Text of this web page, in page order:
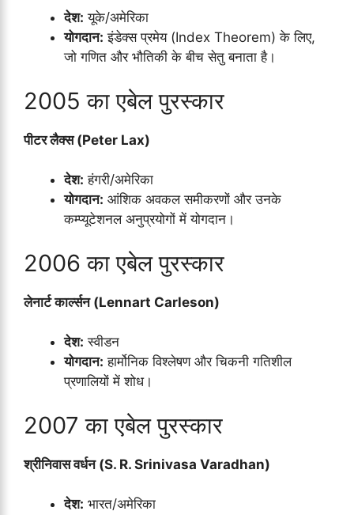
देश: यूके/अमेरिका
योगदान: इंडेक्स प्रमेय (Index Theorem) के लिए,
जो गणित और भौतिकी के बीच सेतु बनाता है।
2005 का एबेल पुरस्कार
पीटर लैक्स (Peter Lax)
देश: हंगरी/अमेरिका
योगदान: आंशिक अवकल समीकरणों और उनके
कम्प्यूटेशनल अनुप्रयोगों में योगदान।
2006 का एबेल पुरस्कार
लेनार्ट कार्ल्सन (Lennart Carleson)
देश: स्वीडन
योगदान: हार्मोनिक विश्लेषण और चिकनी गतिशील
प्रणालियों में शोध।
2007 का एबेल पुरस्कार
श्रीनिवास वर्धन (S. R. Srinivasa Varadhan)
देश: भारत/अमेरिका